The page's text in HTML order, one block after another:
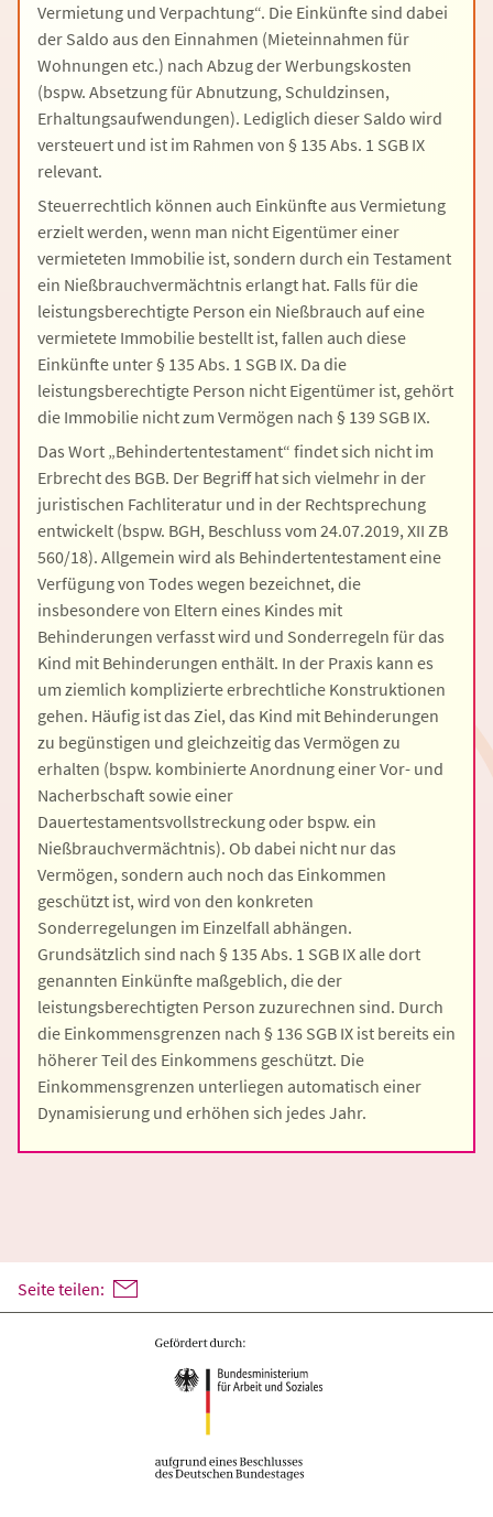
Vermietung und Verpachtung“. Die Einkünfte sind dabei
der Saldo aus den Einnahmen (Mieteinnahmen für
Wohnungen etc.) nach Abzug der Werbungskosten
(bspw. Absetzung für Abnutzung, Schuldzinsen,
Erhaltungsaufwendungen). Lediglich dieser Saldo wird
versteuert und ist im Rahmen von § 135 Abs. 1 SGB IX
relevant.
Steuerrechtlich können auch Einkünfte aus Vermietung
erzielt werden, wenn man nicht Eigentümer einer
vermieteten Immobilie ist, sondern durch ein Testament
ein Nießbrauchvermächtnis erlangt hat. Falls für die
leistungsberechtigte Person ein Nießbrauch auf eine
vermietete Immobilie bestellt ist, fallen auch diese
Einkünfte unter § 135 Abs. 1 SGB IX. Da die
leistungsberechtigte Person nicht Eigentümer ist, gehört
die Immobilie nicht zum Vermögen nach § 139 SGB IX.
Das Wort „Behindertentestament“ findet sich nicht im
Erbrecht des BGB. Der Begriff hat sich vielmehr in der
juristischen Fachliteratur und in der Rechtsprechung
entwickelt (bspw. BGH, Beschluss vom 24.07.2019, XII ZB
560/18). Allgemein wird als Behindertentestament eine
Verfügung von Todes wegen bezeichnet, die
insbesondere von Eltern eines Kindes mit
Behinderungen verfasst wird und Sonderregeln für das
Kind mit Behinderungen enthält. In der Praxis kann es
um ziemlich komplizierte erbrechtliche Konstruktionen
gehen. Häufig ist das Ziel, das Kind mit Behinderungen
zu begünstigen und gleichzeitig das Vermögen zu
erhalten (bspw. kombinierte Anordnung einer Vor- und
Nacherbschaft sowie einer
Dauertestamentsvollstreckung oder bspw. ein
Nießbrauchvermächtnis). Ob dabei nicht nur das
Vermögen, sondern auch noch das Einkommen
geschützt ist, wird von den konkreten
Sonderregelungen im Einzelfall abhängen.
Grundsätzlich sind nach § 135 Abs. 1 SGB IX alle dort
genannten Einkünfte maßgeblich, die der
leistungsberechtigten Person zuzurechnen sind. Durch
die Einkommensgrenzen nach § 136 SGB IX ist bereits ein
höherer Teil des Einkommens geschützt. Die
Einkommensgrenzen unterliegen automatisch einer
Dynamisierung und erhöhen sich jedes Jahr.
Seite teilen: